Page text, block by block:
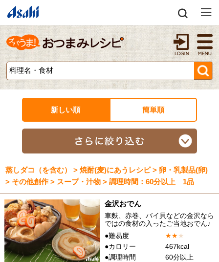
新しい順 簡単順
蒸しダコ（を含む） > 焼酎(麦)にあうレシピ > 卵・乳製品(卵)
> その他創作 > スープ・汁物 > 調理時間：60分以上 1品
金沢おでん
車麩、赤巻、バイ貝などの金沢なら
ではの食材の入ったご当地おでん♪
●難易度
★★★
●カロリー
467kcal
●調理時間
60分以上